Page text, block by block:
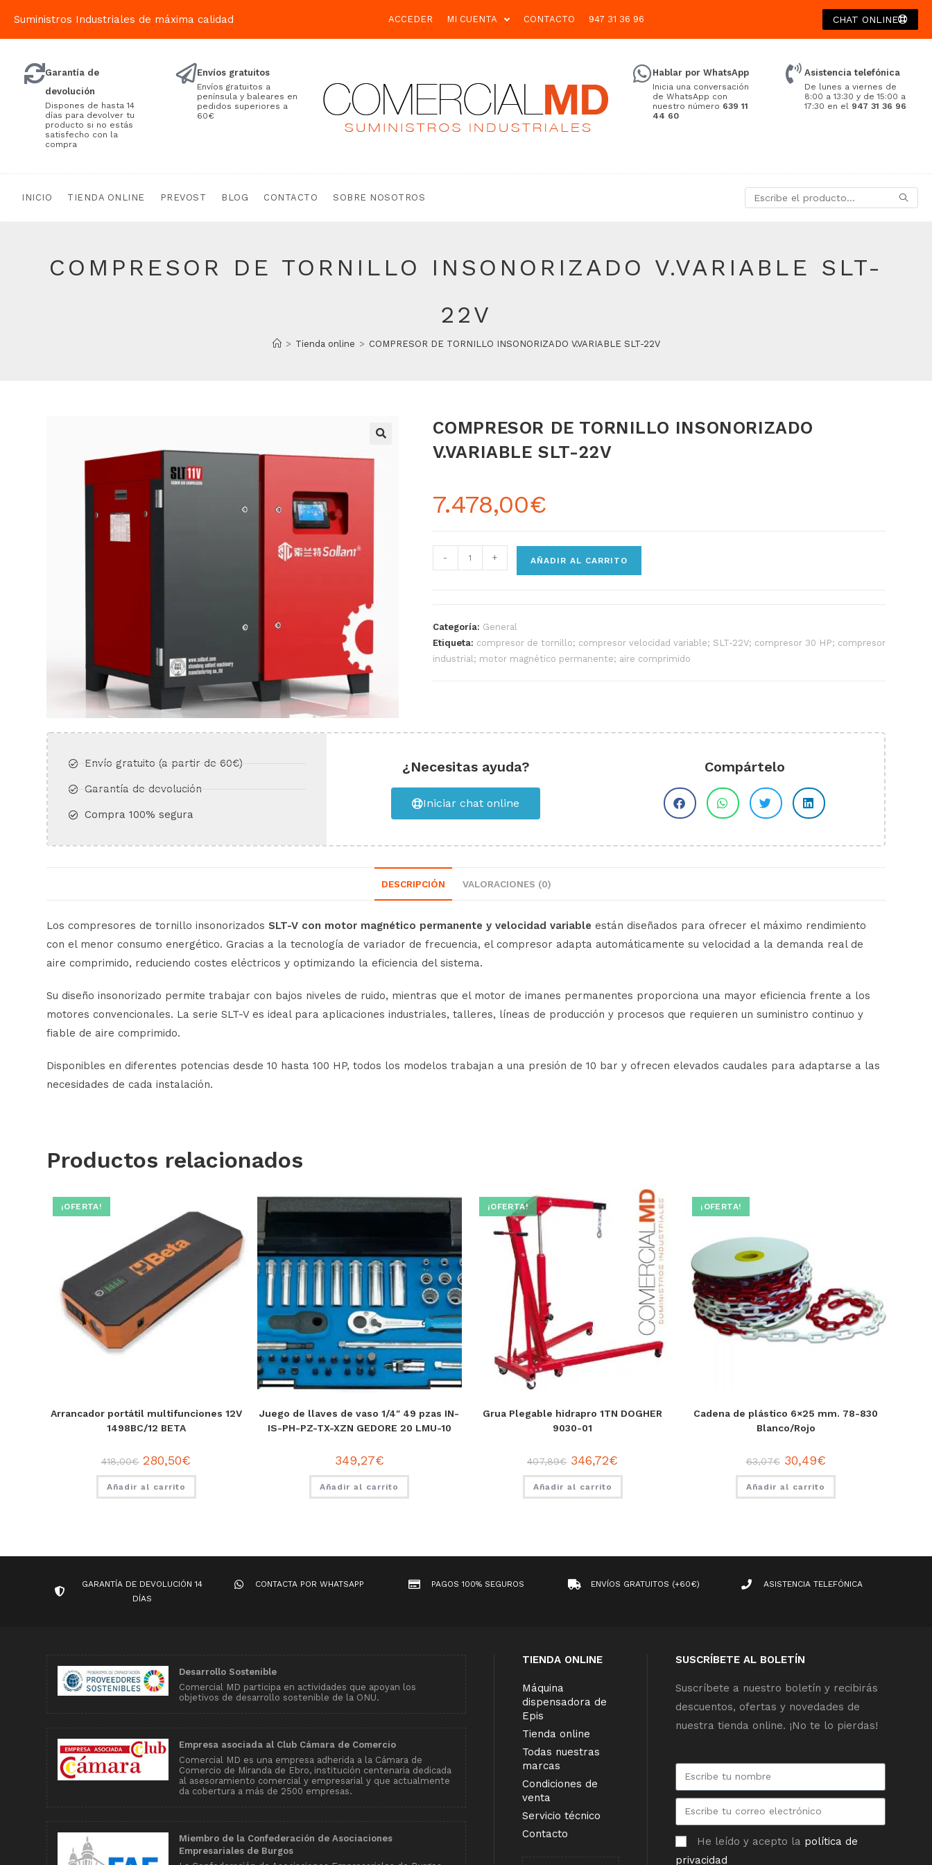
Suministros Industriales de máxima calidad ACCEDER MI CUENTA CONTACTO 947 31 36 96 CHAT ONLINE
Garantía de
devolución
Dispones de hasta 14
días para devolver tu
producto si no estás
satisfecho con la
compra
Envíos gratuitos
Envíos gratuitos a
península y baleares en
pedidos superiores a
60€
Hablar por WhatsApp
Inicia una conversación
de WhatsApp con
nuestro número 639 11
44 60
Asistencia telefónica
De lunes a viernes de
8:00 a 13:30 y de 15:00 a
17:30 en el 947 31 36 96
INICIO TIENDA ONLINE PREVOST BLOG CONTACTO SOBRE NOSOTROS
COMPRESOR DE TORNILLO INSONORIZADO V.VARIABLE SLT-
22V
> Tienda online > COMPRESOR DE TORNILLO INSONORIZADO V.VARIABLE SLT-22V
COMPRESOR DE TORNILLO INSONORIZADO
V.VARIABLE SLT-22V
7.478,00€
- + AÑADIR AL CARRITO
Categoría: General
Etiqueta: compresor de tornillo; compresor velocidad variable; SLT-22V; compresor 30 HP; compresor
industrial; motor magnético permanente; aire comprimido
Envío gratuito (a partir de 60€)​
Garantía de devolución​
Compra 100% segura​
¿Necesitas ayuda?
Iniciar chat online
Compártelo
DESCRIPCIÓN VALORACIONES (0)
Los compresores de tornillo insonorizadosSLT-V con motor magnético permanente y velocidad variable están diseñados para ofrecer el máximo rendimiento
con el menor consumo energético. Gracias a la tecnología de variador de frecuencia, el compresor adapta automáticamente su velocidad a la demanda real de
aire comprimido, reduciendo costes eléctricos y optimizando la eficiencia del sistema.
Su diseño insonorizado permite trabajar con bajos niveles de ruido, mientras que el motor de imanes permanentes proporciona una mayor eficiencia frente a los
motores convencionales. La serie SLT-V es ideal para aplicaciones industriales, talleres, líneas de producción y procesos que requieren un suministro continuo y
fiable de aire comprimido.
Disponibles en diferentes potencias desde 10 hasta 100 HP, todos los modelos trabajan a una presión de 10 bar y ofrecen elevados caudales para adaptarse a las
necesidades de cada instalación.
Productos relacionados
¡OFERTA!
Arrancador portátil multifunciones 12V
1498BC/12 BETA
418,00€ 280,50€
Añadir al carrito
Juego de llaves de vaso 1/4″ 49 pzas IN-
IS-PH-PZ-TX-XZN GEDORE 20 LMU-10
349,27€
Añadir al carrito
¡OFERTA!
Grua Plegable hidrapro 1TN DOGHER
9030-01
407,89€ 346,72€
Añadir al carrito
¡OFERTA!
Cadena de plástico 6×25 mm. 78-830
Blanco/Rojo
63,07€ 30,49€
Añadir al carrito
GARANTÍA DE DEVOLUCIÓN 14
DÍAS
CONTACTA POR WHATSAPP PAGOS 100% SEGUROS ENVÍOS GRATUITOS (+60€) ASISTENCIA TELEFÓNICA
Desarrollo Sostenible
Comercial MD participa en actividades que apoyan los
objetivos de desarrollo sostenible de la ONU.
Empresa asociada al Club Cámara de Comercio
Comercial MD es una empresa adherida a la Cámara de
Comercio de Miranda de Ebro, institución centenaria dedicada
al asesoramiento comercial y empresarial y que actualmente
da cobertura a más de 2500 empresas.
Miembro de la Confederación de Asociaciones
Empresariales de Burgos
TIENDA ONLINE
Máquina
dispensadora de
Epis
Tienda online
Todas nuestras
marcas
Condiciones de
venta
Servicio técnico
Contacto
SUSCRÍBETE AL BOLETÍN
Suscríbete a nuestro boletín y recibirás
descuentos, ofertas y novedades de
nuestra tienda online. ¡No te lo pierdas!
He leído y acepto la política de
privacidad